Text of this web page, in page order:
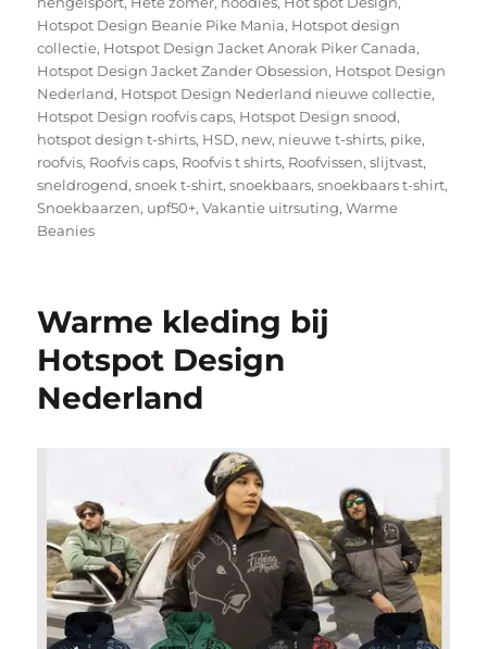
Hotspot Design Beanie Pike Mania, Hotspot design
collectie, Hotspot Design Jacket Anorak Piker Canada,
Hotspot Design Jacket Zander Obsession, Hotspot Design
Nederland, Hotspot Design Nederland nieuwe collectie,
Hotspot Design roofvis caps, Hotspot Design snood,
hotspot design t-shirts, HSD, new, nieuwe t-shirts, pike,
roofvis, Roofvis caps, Roofvis t shirts, Roofvissen,slijtvast,
sneldrogend,snoek t-shirt,snoekbaars,snoekbaars t-shirt,
Snoekbaarzen, upf50+,Vakantie uitrsuting,Warme
Beanies
Warme kleding bij
Hotspot Design
Nederland